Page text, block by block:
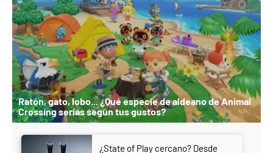
Ratón, gato, lobo... ¿Qué especie de aldeano de Animal
Crossing serías según tus gustos?
¿State of Play cercano? Desde